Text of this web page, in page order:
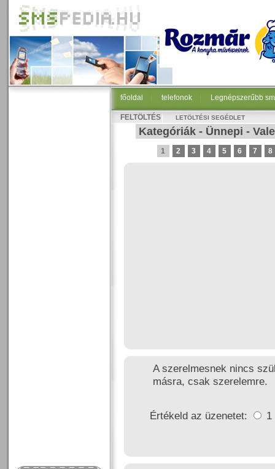
főoldal telefonok Legnépszerűbb
FELTÖLTÉS LETÖLTÉSI SEGÉDLET
Kategóriák - Ünnepi -
1 2 3 4 5 6 7 8
A szerelmesnek nincs
másra, csak szerelemre.
Értékeld az üzenetet: 1